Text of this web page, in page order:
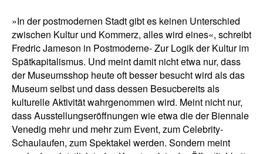
»In der postmodernen Stadt gibt es keinen Unterschied
zwischen Kultur und Kommerz, alles wird eines«, schreibt
Fredric Jameson in Postmoderne- Zur Logik der Kultur im
Spätkapitalismus. Und meint damit nicht etwa nur, dass
der Museumsshop heute oft besser besucht wird als das
Museum selbst und dass dessen Besucbereits als
kulturelle Aktivität wahrgenommen wird. Meint nicht nur,
dass Ausstellungseröffnungen wie etwa die der Biennale
Venedig mehr und mehr zum Event, zum Celebrity-
Schaulaufen, zum Spektakel werden. Sondern meint